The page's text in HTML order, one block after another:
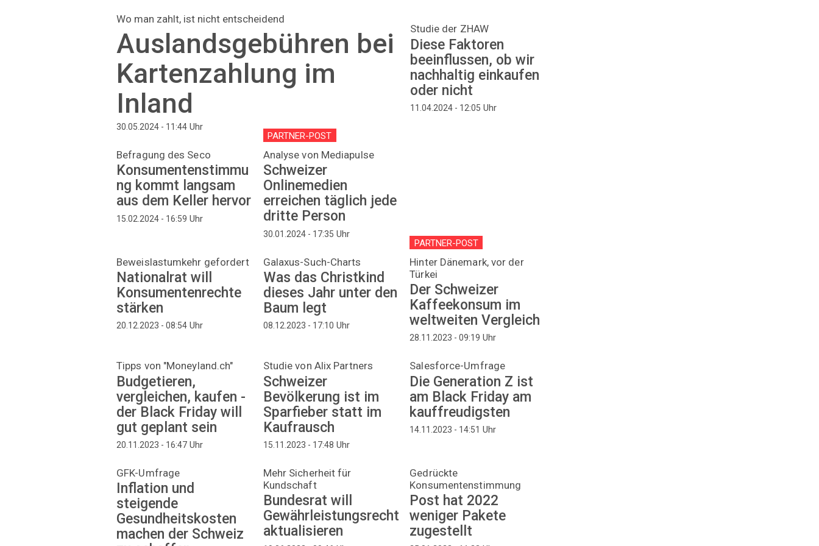
Wo man zahlt, ist nicht entscheidend
Auslandsgebühren bei
Kartenzahlung im
Inland
30.05.2024 - 11:44 Uhr
Studie der ZHAW
Diese Faktoren
beeinflussen, ob wir
nachhaltig einkaufen
oder nicht
11.04.2024 - 12:05 Uhr
Befragung des Seco
Konsumentenstimmu
ng kommt langsam
aus dem Keller hervor
15.02.2024 - 16:59 Uhr
PARTNER-POST
Analyse von Mediapulse
Schweizer
Onlinemedien
erreichen täglich jede
dritte Person
30.01.2024 - 17:35 Uhr
Beweislastumkehr gefordert
Nationalrat will
Konsumentenrechte
stärken
20.12.2023 - 08:54 Uhr
Galaxus-Such-Charts
Was das Christkind
dieses Jahr unter den
Baum legt
08.12.2023 - 17:10 Uhr
PARTNER-POST
Hinter Dänemark, vor der
Türkei
Der Schweizer
Kaffeekonsum im
weltweiten Vergleich
28.11.2023 - 09:19 Uhr
Tipps von "Moneyland.ch"
Budgetieren,
vergleichen, kaufen -
der Black Friday will
gut geplant sein
20.11.2023 - 16:47 Uhr
Studie von Alix Partners
Schweizer
Bevölkerung ist im
Sparfieber statt im
Kaufrausch
15.11.2023 - 17:48 Uhr
Salesforce-Umfrage
Die Generation Z ist
am Black Friday am
kauffreudigsten
14.11.2023 - 14:51 Uhr
GFK-Umfrage
Inflation und
steigende
Gesundheitskosten
machen der Schweiz
Mehr Sicherheit für
Kundschaft
Bundesrat will
Gewährleistungsrecht
aktualisieren
Gedrückte
Konsumentenstimmung
Post hat 2022
weniger Pakete
zugestellt